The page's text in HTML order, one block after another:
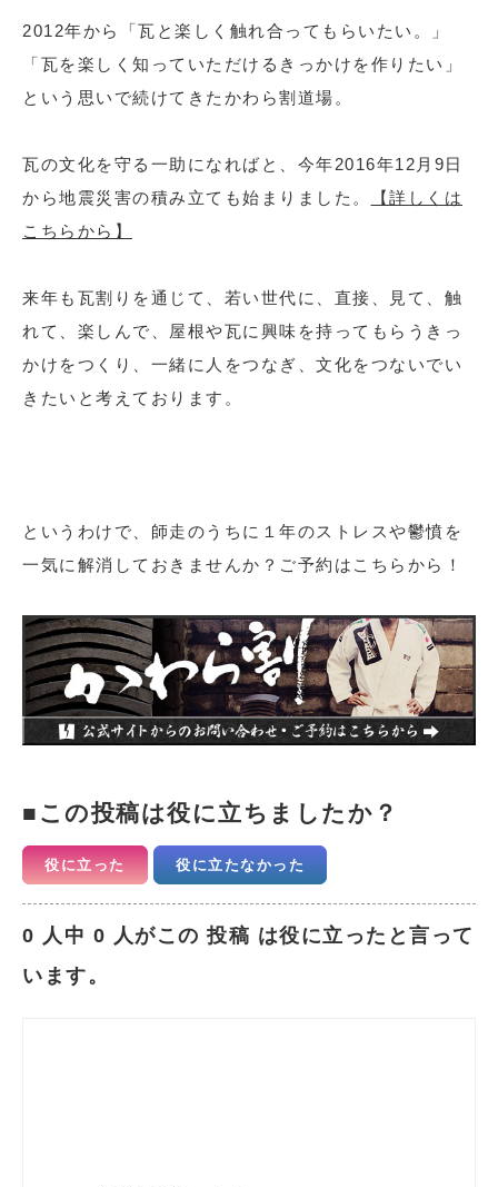
2012年から「瓦と楽しく触れ合ってもらいたい。」
「瓦を楽しく知っていただけるきっかけを作りたい」
という思いで続けてきたかわら割道場。
瓦の文化を守る一助になればと、今年2016年12月9日
から地震災害の積み立ても始まりました。
【詳しくは
こちらから】
来年も瓦割りを通じて、若い世代に、直接、見て、触
れて、楽しんで、屋根や瓦に興味を持ってもらうきっ
かけをつくり、一緒に人をつなぎ、文化をつないでい
きたいと考えております。
というわけで、師走のうちに１年のストレスや鬱憤を
一気に解消しておきませんか？ご予約はこちらから！
この投稿は役に立ちましたか？
役に立った 役に立たなかった
0 人中 0 人がこの 投稿 は役に立ったと言って
います。